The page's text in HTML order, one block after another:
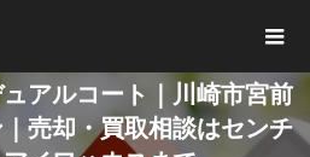
アルコート｜川崎市宮前
売却・買取相談はセンチ